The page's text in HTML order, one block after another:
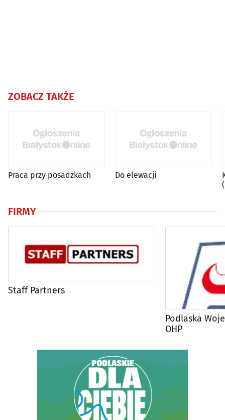
ZOBACZ TAKŻE
Praca przy posadzkach Do elewacji
FIRMY
Staff Partners
Podlaska
OHP